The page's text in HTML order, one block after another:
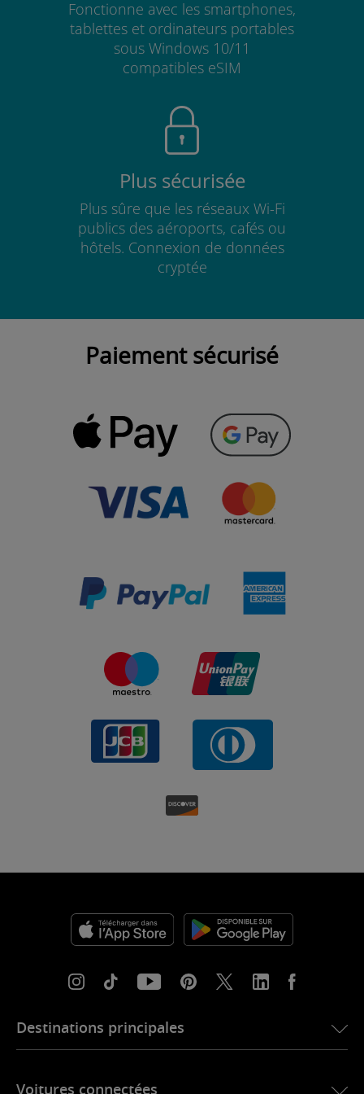
Fonctionne avec les smartphones,
tablettes et ordinateurs portables
sous Windows 10/11
compatibles eSIM
Plus sécurisée
Plus sûre que les réseaux Wi-Fi
publics des aéroports, cafés ou
hôtels. Connexion de données
cryptée
Paiement sécurisé
Destinations principales
Voitures connectées